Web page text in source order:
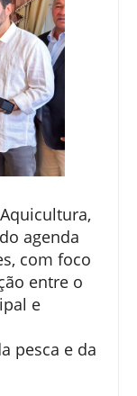
agenda
, com foco
entre o
e
pesca e da